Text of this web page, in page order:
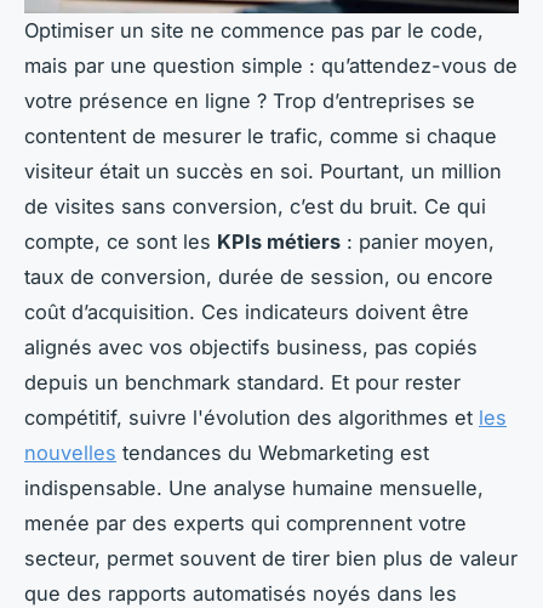
Optimiser un site ne commence pas par le code,
mais par une question simple : qu’attendez-vous de
votre présence en ligne ? Trop d’entreprises se
contentent de mesurer le trafic, comme si chaque
visiteur était un succès en soi. Pourtant, un million
de visites sans conversion, c’est du bruit. Ce qui
compte, ce sont les KPIs métiers : panier moyen,
taux de conversion, durée de session, ou encore
coût d’acquisition. Ces indicateurs doivent être
alignés avec vos objectifs business, pas copiés
depuis un benchmark standard. Et pour rester
compétitif, suivre l'évolution des algorithmes et les
nouvelles tendances du Webmarketing est
indispensable. Une analyse humaine mensuelle,
menée par des experts qui comprennent votre
secteur, permet souvent de tirer bien plus de valeur
que des rapports automatisés noyés dans les